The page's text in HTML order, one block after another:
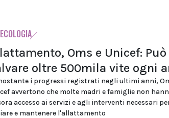
Oms e Unicef: Può
oltre 500mila vite ogni
i progressi registrati negli ultimi anni,
avvertono che molte madri e famiglie non
accesso ai servizi e agli interventi necessari
e mantenere l'allattamento